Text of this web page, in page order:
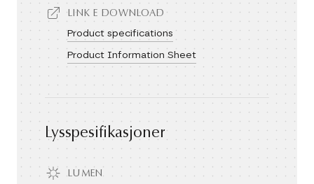
LINK E DOWNLOAD
Product specifications
Product Information Sheet
Lysspesifikasjoner
LUMEN